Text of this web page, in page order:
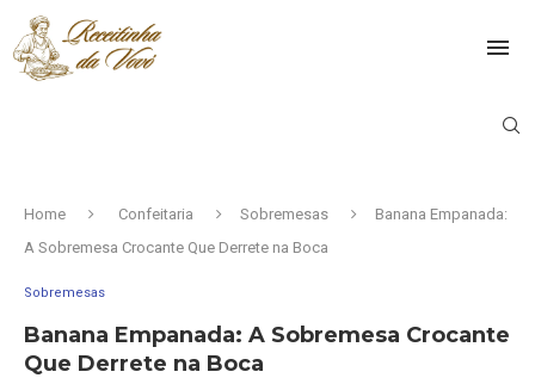
Home Confeitaria Sobremesas
Banana Empanada:
A Sobremesa Crocante Que Derrete na Boca
Sobremesas
Banana Empanada: A Sobremesa Crocante
Que Derrete na Boca